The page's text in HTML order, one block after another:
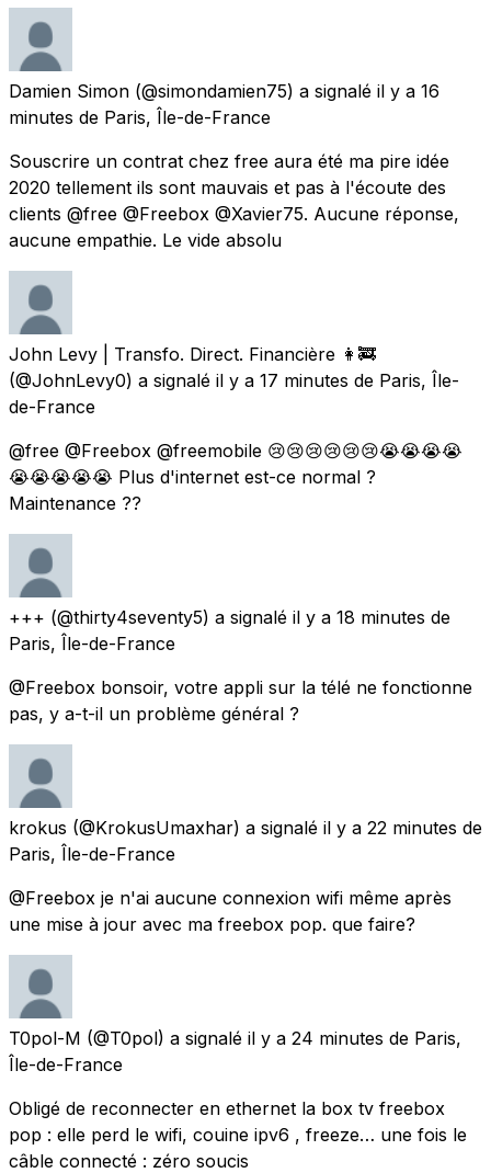
Damien Simon (@simondamien75) a signalé il y a 16
minutes de Paris, Île-de-France
Souscrire un contrat chez free aura été ma pire idée
2020 tellement ils sont mauvais et pas à l'écoute des
clients @free @Freebox @Xavier75. Aucune réponse,
aucune empathie. Le vide absolu
John Levy | Transfo. Direct. Financière 👩‍🚒
(@JohnLevy0) a signalé il y a 17 minutes de Paris, Île-
de-France
@free @Freebox @freemobile 😢😢😢😢😢😢😭😭😭😭
😭😭😭😭😭 Plus d'internet est-ce normal ?
Maintenance ??
+++ (@thirty4seventy5) a signalé il y a 18 minutes de
Paris, Île-de-France
@Freebox bonsoir, votre appli sur la télé ne fonctionne
pas, y a-t-il un problème général ?
krokus (@KrokusUmaxhar) a signalé il y a 22 minutes de
Paris, Île-de-France
@Freebox je n'ai aucune connexion wifi même après
une mise à jour avec ma freebox pop. que faire?
T0pol-M (@T0pol) a signalé il y a 24 minutes de Paris,
Île-de-France
Obligé de reconnecter en ethernet la box tv freebox
pop : elle perd le wifi, couine ipv6 , freeze… une fois le
câble connecté : zéro soucis